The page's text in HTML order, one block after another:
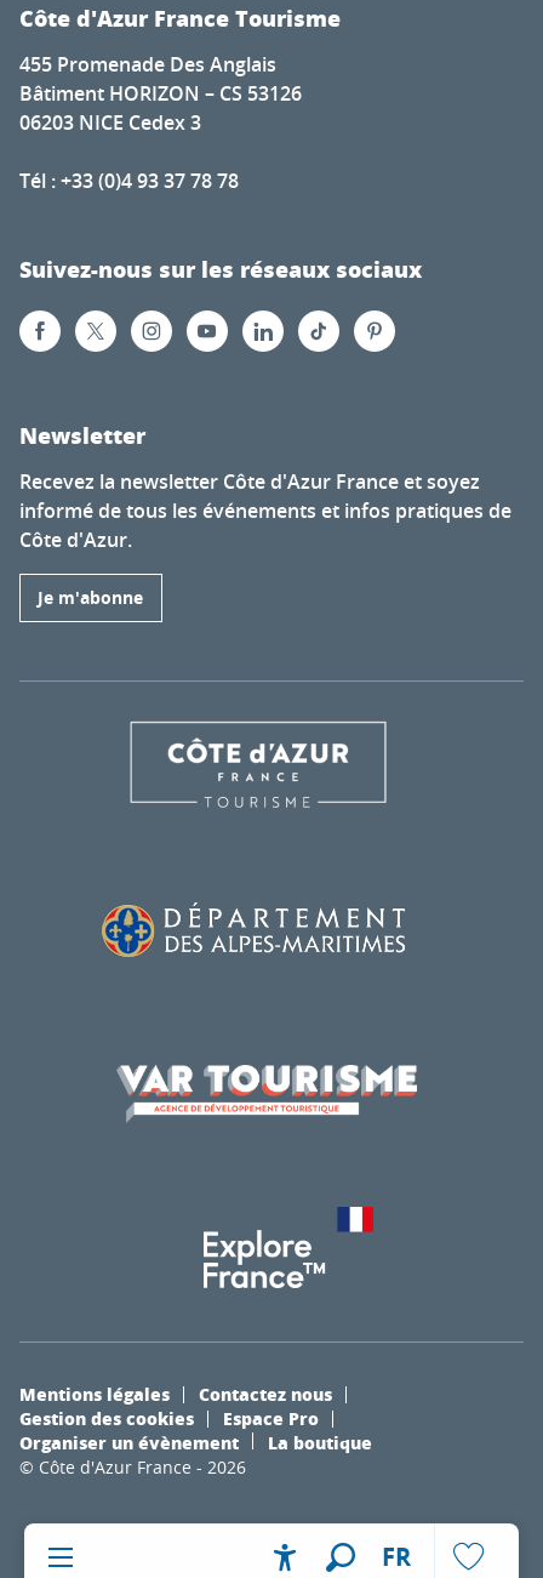
FR
Côte d'Azur France Tourisme
455 Promenade Des Anglais
Bâtiment HORIZON – CS 53126
06203 NICE Cedex 3
Tél : +33 (0)4 93 37 78 78
Suivez-nous sur les réseaux sociaux
Newsletter
Recevez la newsletter Côte d'Azur France et soyez
informé de tous les événements et infos pratiques de
Côte d'Azur.
Je m'abonne
© Côte d'Azur France - 2026
Mentions légales
Contactez nous
Gestion des cookies
Espace Pro
Organiser un évènement
La boutique